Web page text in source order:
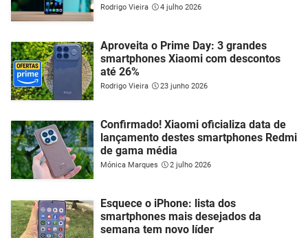
Rodrigo Vieira 4 julho 2026
Aproveita o Prime Day: 3 grandes
smartphones Xiaomi com descontos
até 26%
Rodrigo Vieira 23 junho 2026
Confirmado! Xiaomi oficializa data de
lançamento destes smartphones Redmi
de gama média
Mónica Marques 2 julho 2026
Esquece o iPhone: lista dos
smartphones mais desejados da
semana tem novo líder